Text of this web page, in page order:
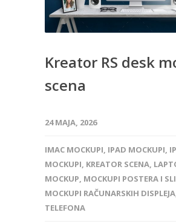
Kreator RS desk
scena
24 MAJA, 2026
IMAC MOCKUPI, IPAD MOCKUPI,
MOCKUPI, KREATOR SCENA,
MOCKUP, MOCKUPI POSTERA I
MOCKUPI RAČUNARSKIH DISPLEJA
TELEFONA